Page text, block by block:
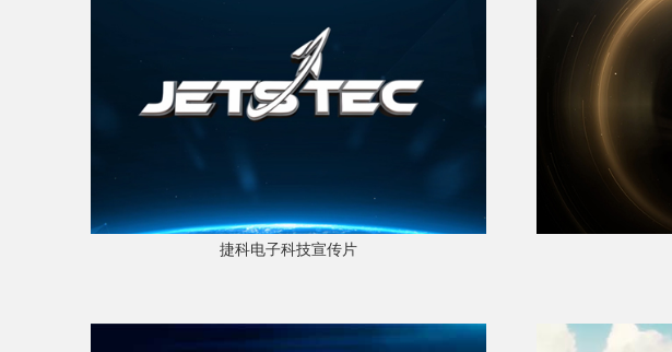
捷科电子科技宣传片